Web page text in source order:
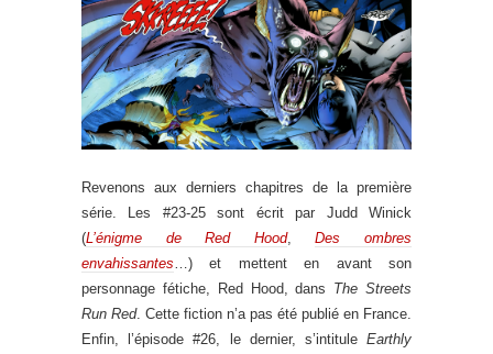
Revenons aux derniers chapitres de la première
série. Les #23-25 sont écrit par Judd Winick
(L’énigme de Red Hood,Des ombres
envahissantes …) et mettent en avant son
personnage fétiche, Red Hood, dans The Streets
Run Red. Cette fiction n’a pas été publié en France.
Enfin, l’épisode #26, le dernier, s’intitule Earthly